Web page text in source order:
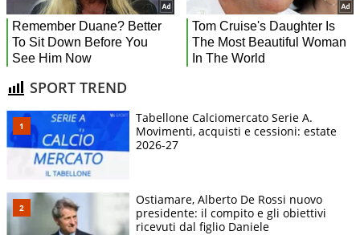
SPORT TREND
Tabellone Calciomercato Serie A.
Movimenti, acquisti e cessioni: estate
2026-27
Ostiamare, Alberto De Rossi nuovo
presidente: il compito e gli obiettivi
ricevuti dal figlio Daniele